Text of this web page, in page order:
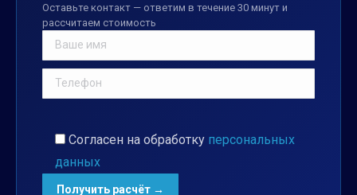
Оставьте контакт — ответим в течение 30 минут и
рассчитаем стоимость
Согласен на обработку персональных
данных